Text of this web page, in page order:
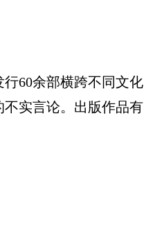
60余部横跨不同文化
实言论。出版作品有